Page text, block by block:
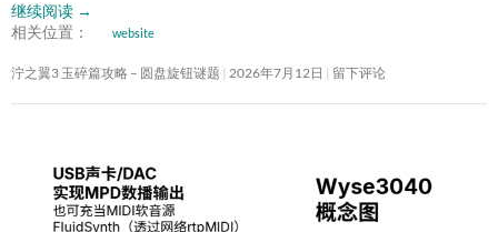
继续阅读 →
相关位置：
website
泞之翼3 玉碎篇攻略 – 圆盘旋钮谜题 2026年7月12日 留下评论